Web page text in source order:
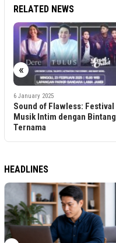
RELATED NEWS
«
6 January 2025
Sound of Flawless: Festival
Musik Intim dengan Bintang
Ternama
HEADLINES